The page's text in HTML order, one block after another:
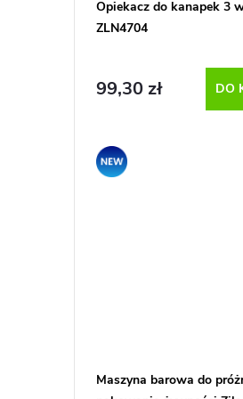
Opiekacz do kanapek 3
ZLN4704
99,30 zł DO
Promocja
Maszyna barowa do